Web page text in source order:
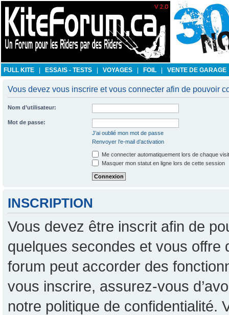
FULL KITE ESSAIS - TESTS VOYAGES FOIL VENTE DE GARAGE
Vous devez vous inscrire et vous connecter afin de pouvoir
Nom d’utilisateur:
Mot de passe:
J’ai oublié mon mot de passe
Renvoyer l’e-mail d’activation
Me connecter automatiquement lors de chaque
Masquer mon statut en ligne lors de cette session
INSCRIPTION
Vous devez être inscrit afin de
quelques secondes et vous offre
forum peut accorder des
vous inscrire, assurez-vous
notre politique de confidentialité.